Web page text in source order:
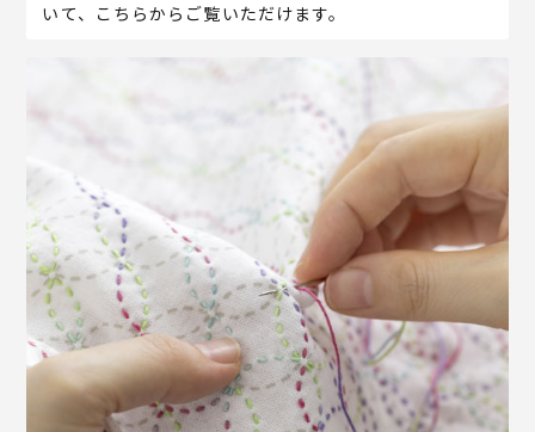
いて、こちらからご覧いただけます。